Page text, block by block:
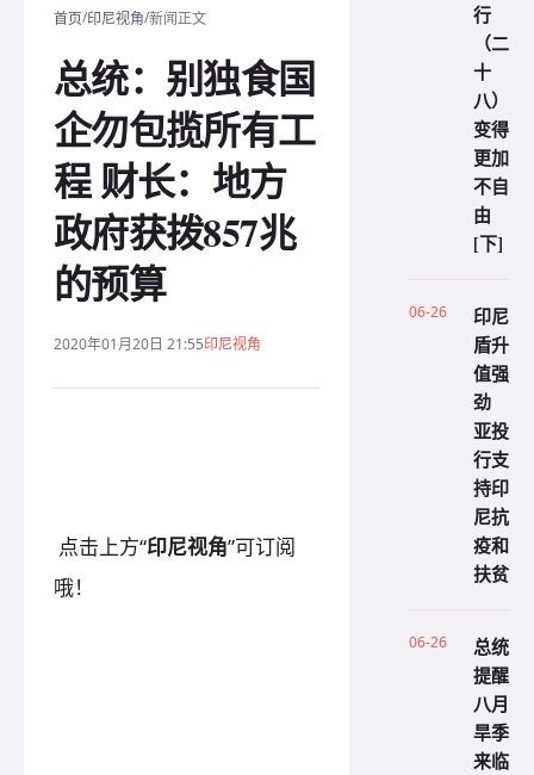
首页/印尼视角/新闻正文
总统：别独食国
企勿包揽所有工
程 财长：地方
政府获拨857兆
的预算
2020年01月20日 21:55印尼视角
点击上方“印尼视角”可订阅
哦！
行
（二
十
八）
变得
更加
不自
由
[下]
06-26
印尼
盾升
值强
劲
亚投
行支
持印
尼抗
疫和
扶贫
06-26
总统
提醒
八月
旱季
来临